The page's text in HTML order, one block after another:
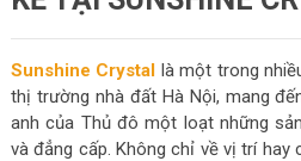
Sunshine Crystal là một trong
thị trường nhà đất Hà Nội, mang
anh của Thủ đô một loạt những
và đẳng cấp. Không chỉ về vị trí